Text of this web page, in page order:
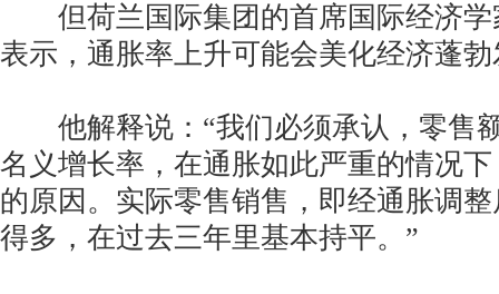
但荷兰国际集团的首席国际经济学
表示，通胀率上升可能会美化经济蓬
他解释说：“我们必须承认，零售
名义增长率，在通胀如此严重的情况
的原因。实际零售销售，即经通胀调
得多，在过去三年里基本持平。”